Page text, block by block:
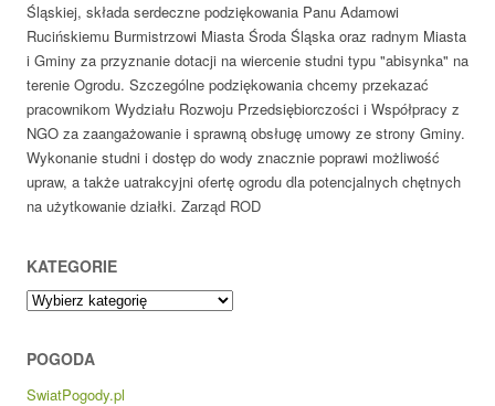
Śląskiej, składa serdeczne podziękowania Panu Adamowi
Rucińskiemu Burmistrzowi Miasta Środa Śląska oraz radnym Miasta
i Gminy za przyznanie dotacji na wiercenie studni typu "abisynka" na
terenie Ogrodu. Szczególne podziękowania chcemy przekazać
pracownikom Wydziału Rozwoju Przedsiębiorczości i Współpracy z
NGO za zaangażowanie i sprawną obsługę umowy ze strony Gminy.
Wykonanie studni i dostęp do wody znacznie poprawi możliwość
upraw, a także uatrakcyjni ofertę ogrodu dla potencjalnych chętnych
na użytkowanie działki. Zarząd ROD
KATEGORIE
Kategorie
POGODA
SwiatPogody.pl